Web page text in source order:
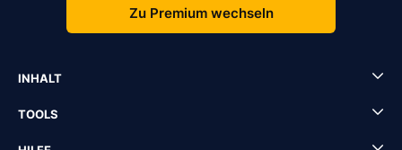
Zu Premium wechseln
INHALT
TOOLS